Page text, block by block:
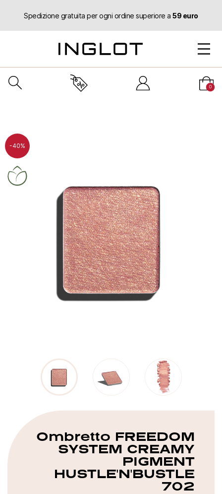
Spedizione gratuita per ogni ordine superiore a59 euro
0
-40%
Ombretto FREEDOM
SYSTEM CREAMY
PIGMENT
HUSTLE'N'BUSTLE
702